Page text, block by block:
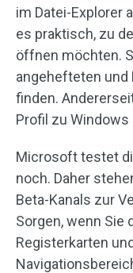
im Datei-Explorer
es praktisch, zu
öffnen möchten.
angehefteten und
finden.
Profil zu
Microsoft testet
noch. Daher
Beta-Kanals zur
Sorgen, wenn Sie
Registerkarten